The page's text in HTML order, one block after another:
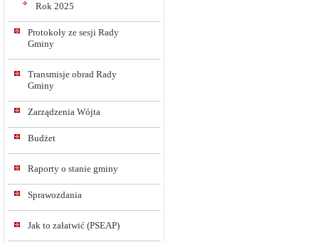
Rok 2025
Protokoły ze sesji Rady
Gminy
Transmisje obrad Rady
Gminy
Zarządzenia Wójta
Budżet
Raporty o stanie gminy
Sprawozdania
Jak to załatwić (PSEAP)